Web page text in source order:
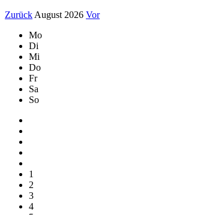
Zurück August 2026 Vor
Mo
Di
Mi
Do
Fr
Sa
So
1
2
3
4